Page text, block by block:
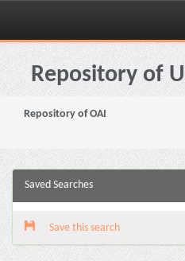
Skip
navigationRepository of
Repository of OAI
Saved Searches
Save this search